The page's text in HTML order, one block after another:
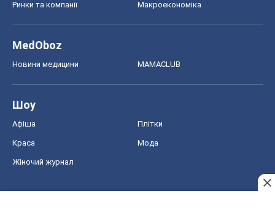
Ринки та компанії Макроекономіка
MedOboz
Новини медицини MAMACLUB
Шоу
Афіша Плітки
Краса Мода
Жіночий журнал